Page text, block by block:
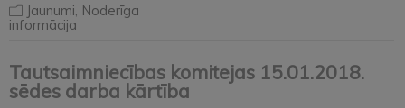
Jaunumi Noderīga
informācija
Tautsaimniecības komitejas 15.01.2018.
sēdes darba kārtība